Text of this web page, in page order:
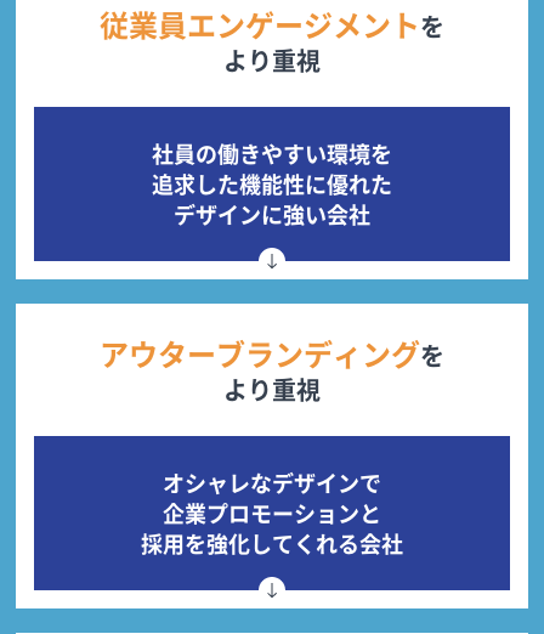
従業員エンゲージメントを
より重視
社員の働きやすい環境を
追求した機能性に優れた
デザインに強い会社
アウターブランディングを
より重視
オシャレなデザインで
企業プロモーションと
採用を強化してくれる会社